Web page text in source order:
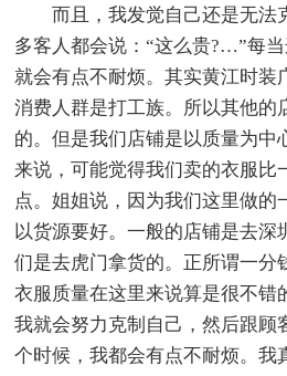
而且，我发觉自己还是无法
多客人都会说：“这么贵?…”每
就会有点不耐烦。其实黄江时装
消费人群是打工族。所以其他的
的。但是我们店铺是以质量为中
来说，可能觉得我们卖的衣服比
点。姐姐说，因为我们这里做的
以货源要好。一般的店铺是去深
们是去虎门拿货的。正所谓一分
衣服质量在这里来说算是很不错
我就会努力克制自己，然后跟顾
个时候，我都会有点不耐烦。我